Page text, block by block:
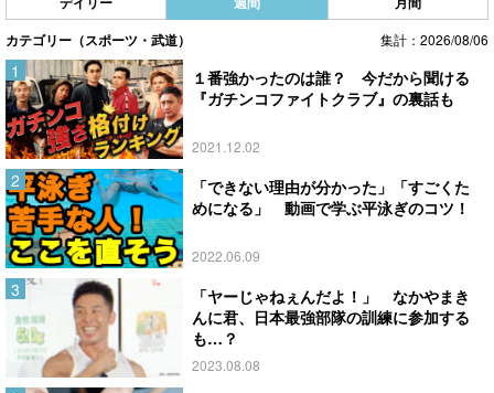
デイリー 週間 月間
カテゴリー（スポーツ・武道） 集計：2026/08/06
１番強かったのは誰？ 今だから聞ける
『ガチンコファイトクラブ』の裏話も
2021.12.02
「できない理由が分かった」「すごくた
めになる」 動画で学ぶ平泳ぎのコツ！
2022.06.09
「ヤーじゃねぇんだよ！」 なかやまき
んに君、日本最強部隊の訓練に参加する
も…？
2023.08.08